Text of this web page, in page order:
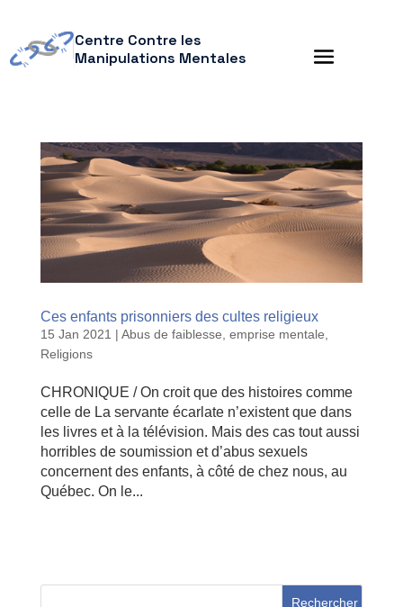
Centre Contre les
Manipulations Mentales
Ces enfants prisonniers des cultes religieux
15 Jan 2021 | Abus de faiblesse emprise mentale
Religions
CHRONIQUE / On croit que des histoires comme
celle de La servante écarlate n’existent que dans
les livres et à la télévision. Mais des cas tout aussi
horribles de soumission et d’abus sexuels
concernent des enfants, à côté de chez nous, au
Québec. On le...